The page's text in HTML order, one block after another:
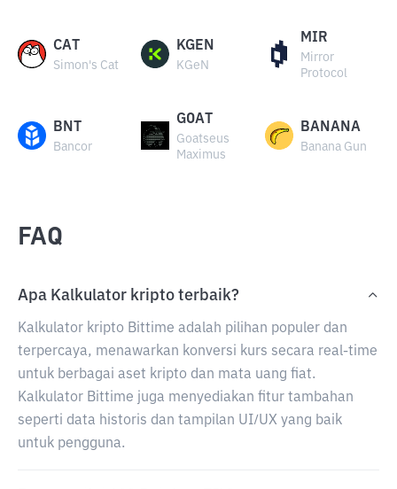
CAT
Simon's Cat
KGEN
KGeN
MIR
Mirror
Protocol
BNT
Bancor
GOAT
Goatseus
Maximus
BANANA
Banana Gun
FAQ
Apa Kalkulator kripto terbaik?
Kalkulator kripto Bittime adalah pilihan populer dan
terpercaya, menawarkan konversi kurs secara real-time
untuk berbagai aset kripto dan mata uang fiat.
Kalkulator Bittime juga menyediakan fitur tambahan
seperti data historis dan tampilan UI/UX yang baik
untuk pengguna.